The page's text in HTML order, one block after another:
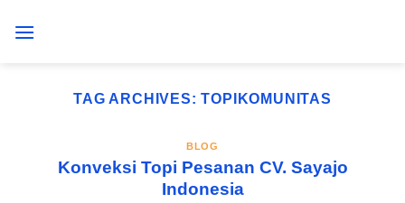
TAG ARCHIVES:TOPIKOMUNITAS
BLOG
Konveksi Topi Pesanan CV. Sayajo
Indonesia